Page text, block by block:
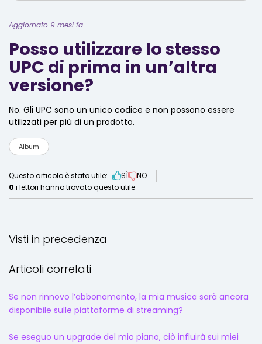
Aggiornato 9 mesi fa
Posso utilizzare lo stesso
UPC di prima in un’altra
versione?
No. Gli UPC sono un unico codice e non possono essere
utilizzati per più di un prodotto.
Album
Questo articolo è stato utile: SÌ
NO
0 i lettori hanno trovato questo utile
Visti in precedenza
Articoli correlati
Se non rinnovo l’abbonamento, la mia musica sarà ancora
disponibile sulle piattaforme di streaming?
Se eseguo un upgrade del mio piano, ciò influirà sui miei